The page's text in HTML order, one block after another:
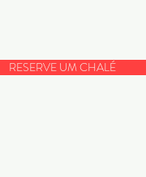
RESERVE UM CHALÉ